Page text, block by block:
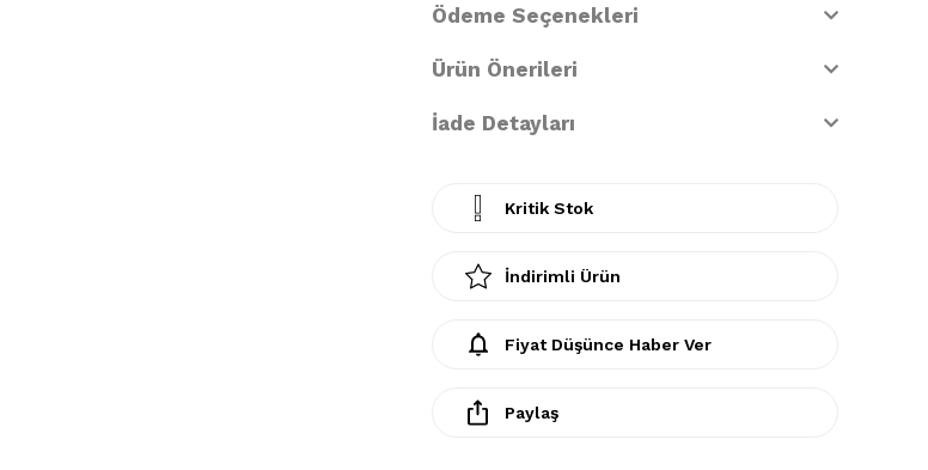
Ödeme Seçenekleri
Ürün Önerileri
İade Detayları
Kritik Stok
İndirimli Ürün
Fiyat Düşünce Haber Ver
Paylaş